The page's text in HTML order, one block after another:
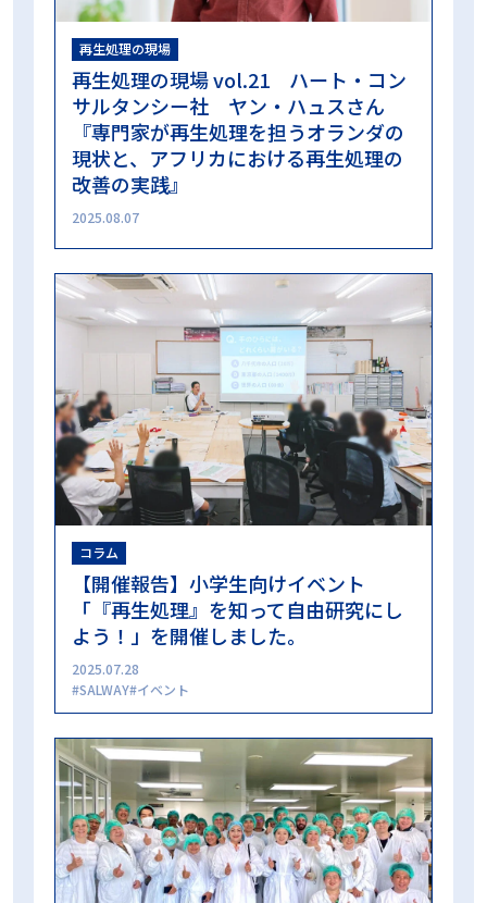
再生処理の現場
再生処理の現場 vol.21 ハート・コン
サルタンシー社 ヤン・ハュスさん
『専門家が再生処理を担うオランダの
現状と、アフリカにおける再生処理の
改善の実践』
2025.08.07
コラム
【開催報告】小学生向けイベント
「『再生処理』を知って自由研究にし
よう！」を開催しました。
2025.07.28
SALWAY イベント